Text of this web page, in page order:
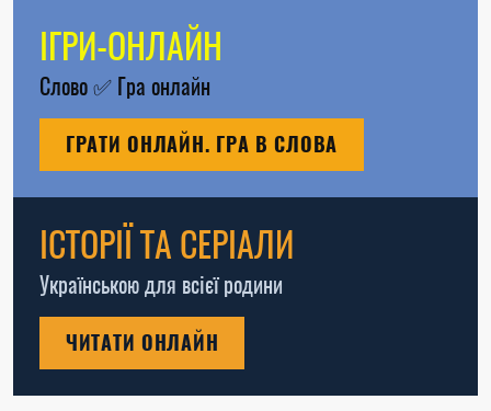
ІГРИ-ОНЛАЙН
Слово✅ Гра онлайн
ГРАТИ ОНЛАЙН. ГРА В СЛОВА
ІСТОРІЇ ТА СЕРІАЛИ
Українською для всієї родини
ЧИТАТИ ОНЛАЙН